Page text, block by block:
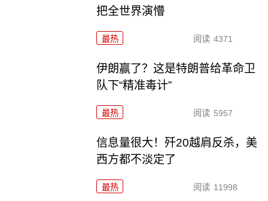
把全世界演懵
最热 阅读 4371
伊朗赢了？这是特朗普给革命卫
队下“精准毒计”
最热 阅读 5957
信息量很大！歼20越肩反杀，美
西方都不淡定了
最热 阅读 11998